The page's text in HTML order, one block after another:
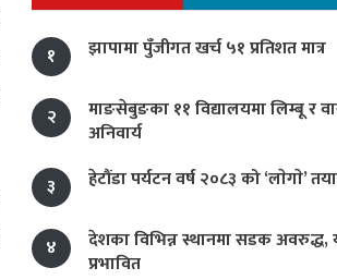
१ झापामा पुँजीगत खर्च ५१ प्रतिशत मात्र
२
माङसेबुङका ११ विद्यालयमा लिम्बू र
अनिवार्य
३
हेटौंडा पर्यटन वर्ष २०८३ को ‘लाेगाे’
४
देशका विभिन्न स्थानमा सडक अवरुद्ध,
प्रभावित